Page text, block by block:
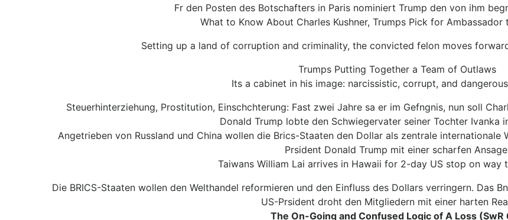
Fr den Posten des Botschafters in Paris nominiert Trump den von ihm
What to Know About Charles Kushner, Trumps Pick for Ambassador
Setting up a land of corruption and criminality, the convicted felon moves
Trumps Putting Together a Team of Outlaws
Its a cabinet in his image: narcissistic, corrupt, and
Steuerhinterziehung, Prostitution, Einschchterung: Fast zwei Jahre sa er im Gefngnis, nun soll
Donald Trump lobte den Schwiegervater seiner Tochter Ivanka
Angetrieben von Russland und China wollen die Brics-Staaten den Dollar als zentrale
Prsident Donald Trump mit einer scharfen
Taiwans William Lai arrives in Hawaii for 2-day US stop on way
Die BRICS-Staaten wollen den Welthandel reformieren und den Einfluss des Dollars verringern. Das
US-Prsident droht den Mitgliedern mit einer harten
The On-Going and Confused Logic of A Loss (SwR